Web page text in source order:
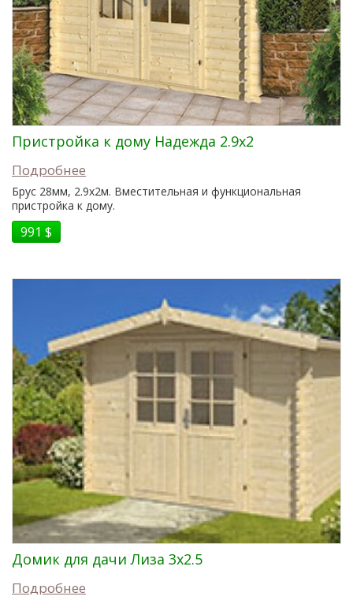
Пристройка к дому Надежда 2.9x2
Подробнее
Брус 28мм, 2.9x2м. Вместительная и функциональная
пристройка к дому.
991 $
Домик для дачи Лиза 3x2.5
Подробнее